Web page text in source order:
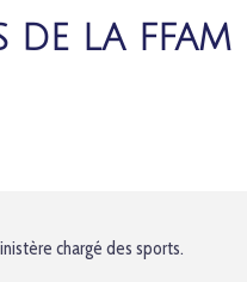
DE LA FFAM
chargé des sports.